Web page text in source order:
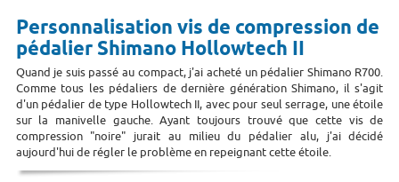
Personnalisation vis de compression de
pédalier Shimano Hollowtech II
Quand je suis passé au compact, j'ai acheté un pédalier Shimano R700.
Comme tous les pédaliers de dernière génération Shimano, il s'agit
d'un pédalier de type Hollowtech II, avec pour seul serrage, une étoile
sur la manivelle gauche. Ayant toujours trouvé que cette vis de
compression "noire" jurait au milieu du pédalier alu, j'ai décidé
aujourd'hui de régler le problème en repeignant cette étoile.